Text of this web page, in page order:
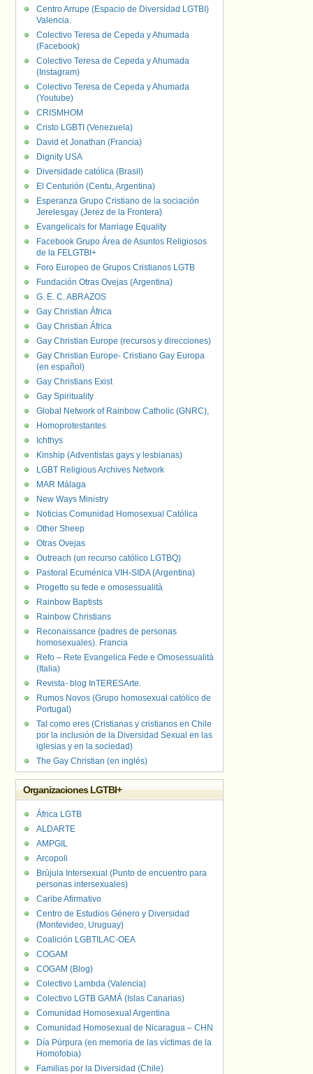
Centro Arrupe (Espacio de Diversidad LGTBI)
Valencia.
Colectivo Teresa de Cepeda y Ahumada
(Facebook)
Colectivo Teresa de Cepeda y Ahumada
(Instagram)
Colectivo Teresa de Cepeda y Ahumada
(Youtube)
CRISMHOM
Cristo LGBTI (Venezuela)
David et Jonathan (Francia)
Dignity USA
Diversidade católica (Brasil)
El Centurión (Centu, Argentina)
Esperanza Grupo Cristiano de la sociación
Jerelesgay (Jerez de la Frontera)
Evangelicals for Marriage Equality
Facebook Grupo Área de Asuntos Religiosos
de la FELGTBI+
Foro Europeo de Grupos Cristianos LGTB
Fundación Otras Ovejas (Argentina)
G. E. C. ABRAZOS
Gay Christian África
Gay Christian África
Gay Christian Europe (recursos y direcciones)
Gay Christian Europe- Cristiano Gay Europa
(en español)
Gay Christians Exist
Gay Spirituality
Global Network of Rainbow Catholic (GNRC),
Homoprotestantes
Ichthys
Kinship (Adventistas gays y lesbianas)
LGBT Religious Archives Network
MAR Málaga
New Ways Ministry
Noticias Comunidad Homosexual Católica
Other Sheep
Otras Ovejas
Outreach (un recurso católico LGTBQ)
Pastoral Ecuménica VIH-SIDA (Argentina)
Progetto su fede e omosessualità
Rainbow Baptists
Rainbow Christians
Reconaissance (padres de personas
homosexuales). Francia
Refo – Rete Evangelica Fede e Omosessualità
(Italia)
Revista- blog InTERESArte.
Rumos Novos (Grupo homosexual católico de
Portugal)
Tal como eres (Cristianas y cristianos en Chile
por la inclusión de la Diversidad Sexual en las
iglesias y en la sociedad)
The Gay Christian (en inglés)
Organizaciones LGTBI+
África LGTB
ALDARTE
AMPGIL
Arcopoli
Brújula Intersexual (Punto de encuentro para
personas intersexuales)
Caribe Afirmativo
Centro de Estudios Género y Diversidad
(Montevideo, Uruguay)
Coalición LGBTILAC-OEA
COGAM
COGAM (Blog)
Colectivo Lambda (Valencia)
Colectivo LGTB GAMÁ (Islas Canarias)
Comunidad Homosexual Argentina
Comunidad Homosexual de Nicaragua – CHN
Día Púrpura (en memoria de las víctimas de la
Homofobia)
Familias por la Diversidad (Chile)